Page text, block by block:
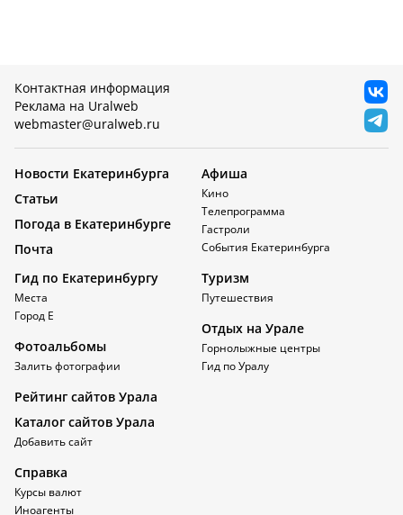
Контактная информация
Реклама на Uralweb
webmaster@uralweb.ru
Новости Екатеринбурга
Статьи
Погода в Екатеринбурге
Почта
Афиша
Кино
Телепрограмма
Гастроли
События Екатеринбурга
Гид по Екатеринбургу
Места
Город Е
Фотоальбомы
Залить фотографии
Туризм
Путешествия
Отдых на Урале
Горнолыжные центры
Гид по Уралу
Рейтинг сайтов Урала
Каталог сайтов Урала
Добавить сайт
Справка
Курсы валют
Иноагенты